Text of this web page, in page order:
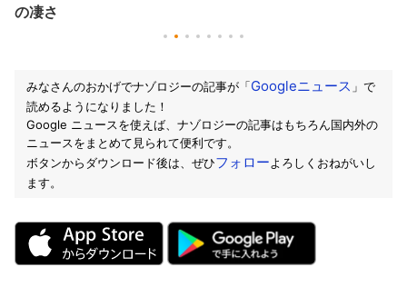
の凄さ
みなさんのおかげでナゾロジーの記事が「Googleニュース 」で
読めるようになりました！
Google ニュースを使えば、ナゾロジーの記事はもちろん国内外の
ニュースをまとめて見られて便利です。
ボタンからダウンロード後は、ぜひフォローよろしくおねがいし
ます。